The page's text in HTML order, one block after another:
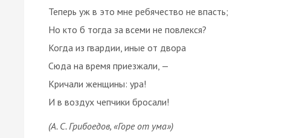
Теперь уж в это мне ребячество не впасть;
Но кто б тогда за всеми не повлекся?
Когда из гвардии, иные от двора
Сюда на время приезжали, —
Кричали женщины: ура!
И в воздух чепчики бросали!
(А. С. Грибоедов, «Горе от ума»)